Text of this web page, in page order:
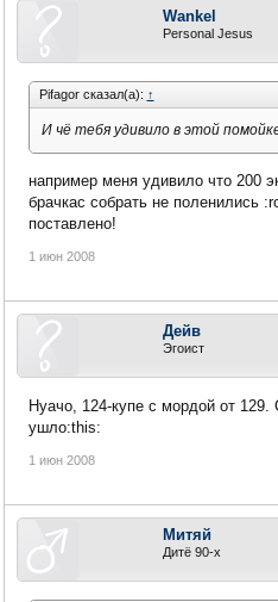
Wankel
Personal Jesus
Pifagor сказал(а): ↑
И чё тебя удивило в этой
например меня удивило что 200
брачкас собрать не поленились
поставлено!
1 июн 2008
Дейв
Эгоист
Нуачо, 124-купе с мордой от 129.
ушло:this:
1 июн 2008
Митяй
Дитё 90-х